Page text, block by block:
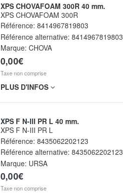
XPS CHOVAFOAM 300R 40 mm.
XPS CHOVAFOAM 300R
Référence: 8414967819803
Référence alternative: 8414967819803
Marque: CHOVA
0,00€
Taxe non comprise
PLUS D'INFOS
XPS F N-III PR L 40 mm.
XPS F N-III PR L
Référence: 8435062202123
Référence alternative: 8435062202123
Marque: URSA
0,00€
Taxe non comprise